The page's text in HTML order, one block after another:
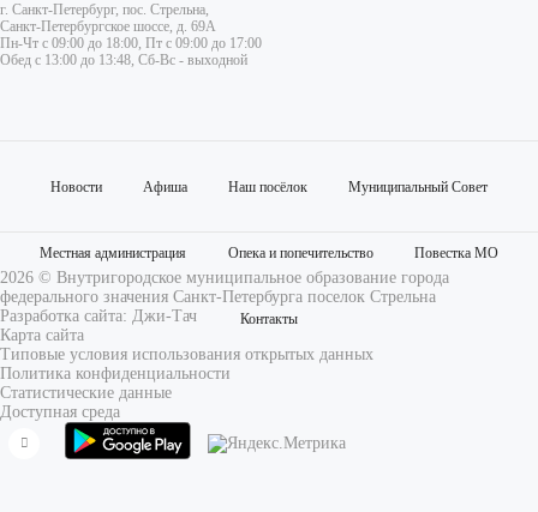
г. Санкт-Петербург, пос. Стрельна,
Санкт-Петербургское шоссе, д. 69А
Пн-Чт с 09:00 до 18:00, Пт с 09:00 до 17:00
Обед с 13:00 до 13:48, Сб-Вс - выходной
Новости Афиша Наш посёлок Муниципальный Совет
Местная администрация Опека и попечительство Повестка МО
Контакты
2026 © Внутригородское муниципальное образование города
федерального значения Санкт-Петербурга поселок Стрельна
Разработка сайта: Джи-Тач
Карта сайта
Типовые условия использования открытых данных
Политика конфиденциальности
Статистические данные
Доступная среда